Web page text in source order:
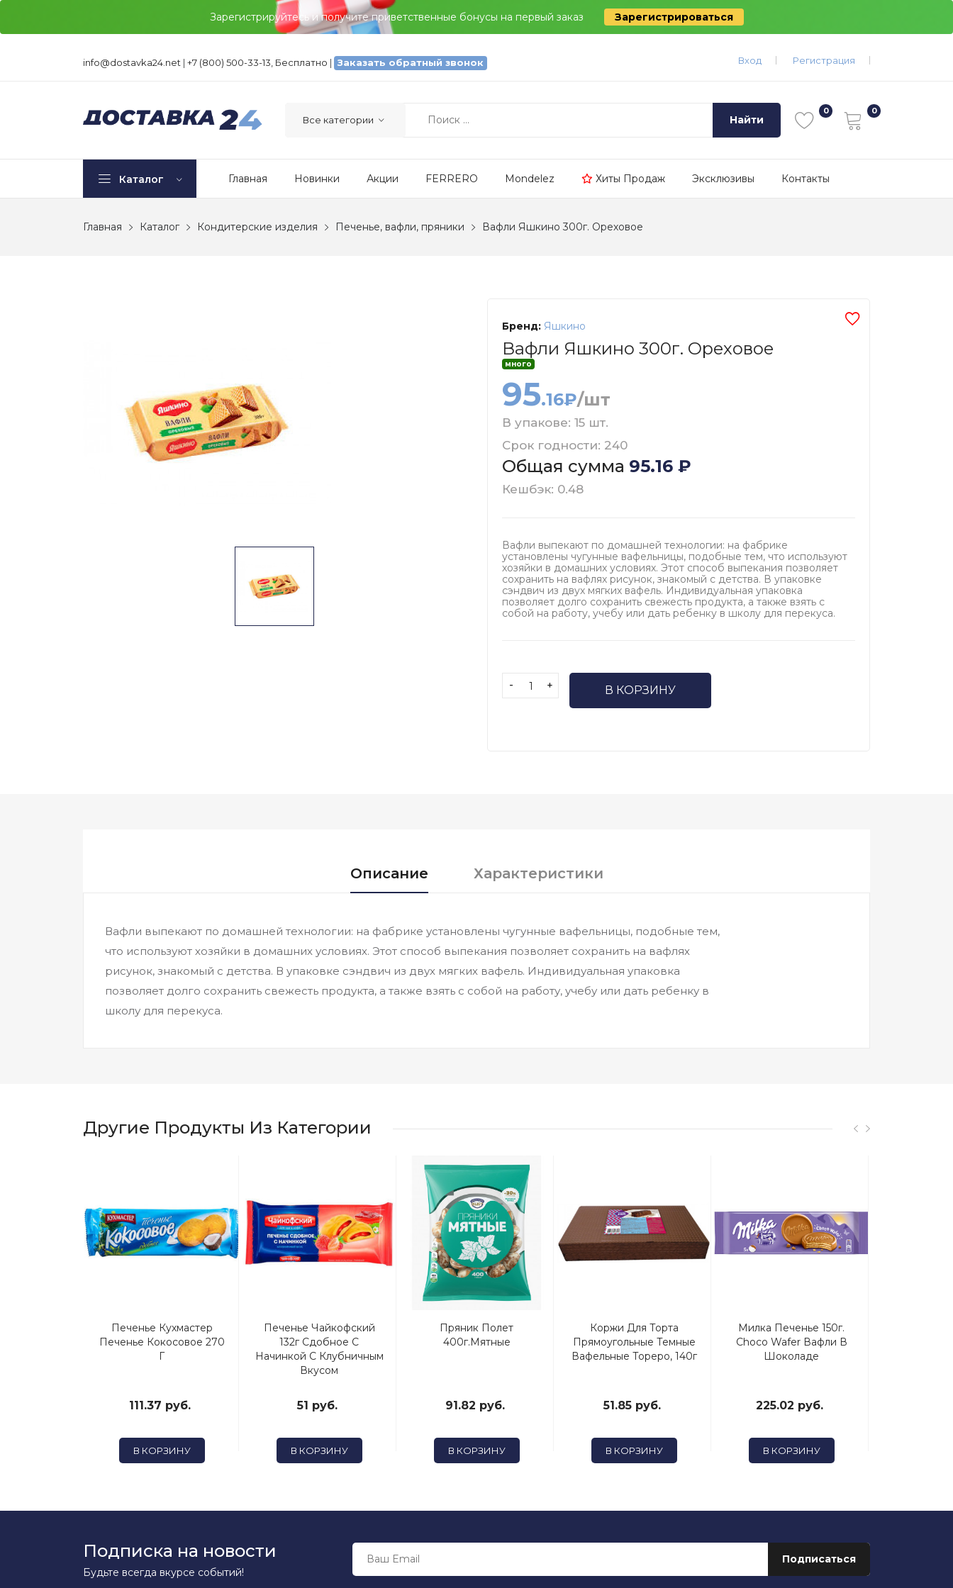
Зарегистрируйтесь и получите приветственные бонусы на первый заказ Зарегистрироваться
info@dostavka24.net | +7 (800) 500-33-13, Бесплатно | Заказать обратный звонок Вход Регистрация
Найти
Каталог Главная Новинки Акции FERRERO Mondelez Хиты Продаж Эксклюзивы Контакты
Главная Каталог Кондитерские изделия Печенье, вафли, пряники Вафли Яшкино 300г. Ореховое
Бренд: Яшкино
Вафли Яшкино 300г. Ореховое
много
95.16₽/шт
В упакове: 15 шт.
Срок годности: 240
Общая сумма 95.16 ₽
Кешбэк: 0.48
Вафли выпекают по домашней технологии: на фабрике
установлены чугунные вафельницы, подобные тем, что используют
хозяйки в домашних условиях. Этот способ выпекания позволяет
сохранить на вафлях рисунок, знакомый с детства. В упаковке
сэндвич из двух мягких вафель. Индивидуальная упаковка
позволяет долго сохранить свежесть продукта, а также взять с
собой на работу, учебу или дать ребенку в школу для перекуса.
- + В КОРЗИНУ
Описание Характеристики
Вафли выпекают по домашней технологии: на фабрике установлены чугунные вафельницы, подобные тем,
что используют хозяйки в домашних условиях. Этот способ выпекания позволяет сохранить на вафлях
рисунок, знакомый с детства. В упаковке сэндвич из двух мягких вафель. Индивидуальная упаковка
позволяет долго сохранить свежесть продукта, а также взять с собой на работу, учебу или дать ребенку в
школу для перекуса.
Другие Продукты Из Категории
Печенье Кухмастер
Печенье Кокосовое 270
Г
111.37 руб.
В КОРЗИНУ
Печенье Чайкофский
132г Сдобное С
Начинкой С Клубничным
Вкусом
51 руб.
В КОРЗИНУ
Пряник Полет
400г.Мятные
91.82 руб.
В КОРЗИНУ
Коржи Для Торта
Прямоугольные Темные
Вафельные Тореро, 140г
51.85 руб.
В КОРЗИНУ
Милка Печенье 150г.
Choco Wafer Вафли В
Шоколаде
225.02 руб.
В КОРЗИНУ
Подписка на новости
Будьте всегда вкурсе событий!